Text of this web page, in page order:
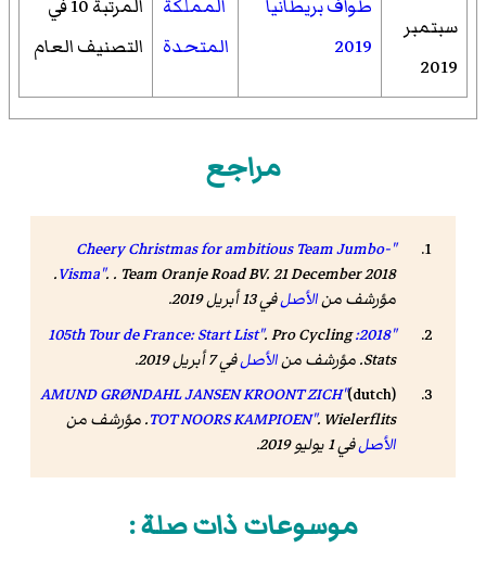
سبتمبر
2019
طواف بريطانيا
2019
المملكة
المتحدة
المرتبة 10 في
التصنيف العام
مراجع
"Cheery Christmas for ambitious Team Jumbo-
Visma".
. Team Oranje Road BV. 21 December 2018.
مؤرشف منالأصلفي 13 أبريل 2019
.
"2018: 105th Tour de France: Start List"
.Pro Cycling
Stats. مؤرشف منالأصلفي 7 أبريل 2019
.
(dutch)
"AMUND GRØNDAHL JANSEN KROONT ZICH
TOT NOORS KAMPIOEN". Wielerflits
. مؤرشف من
الأصلفي 1 يوليو 2019 .
موسوعات ذات صلة :